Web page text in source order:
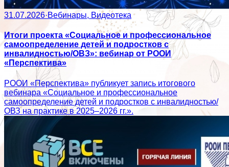
31.07.2026·Вебинары, Видеотека
Итоги проекта «Социальное и профессиональное
самоопределение детей и подростков с
инвалидностью/ОВЗ»: вебинар от РООИ
«Перспектива»
РООИ «Перспектива» публикует запись итогового
вебинара «Социальное и профессиональное
самоопределение детей и подростков с инвалидностью/
ОВЗ на практике в 2025–2026 гг.».